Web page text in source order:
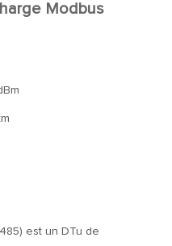
Modbus
est un DTu de